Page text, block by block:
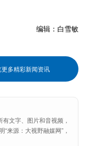
编辑： 白雪敏
多精彩新闻资讯
文字、图片和音视频，
来源：大视野融媒网”，